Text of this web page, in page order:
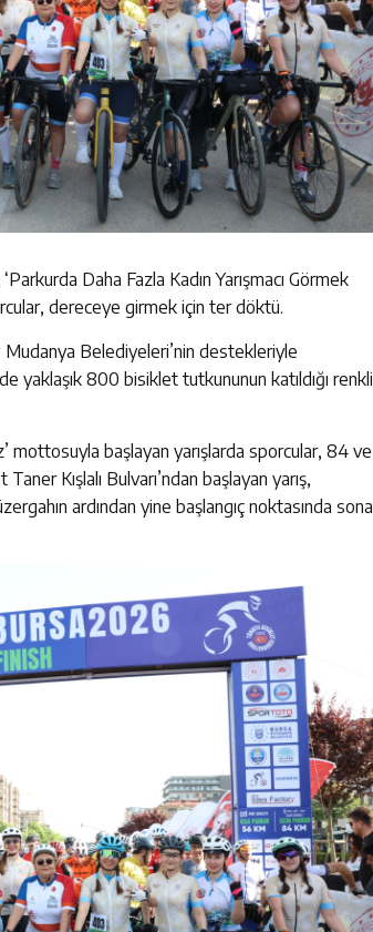
Daha Fazla Kadın Yarışmacı Görmek
dereceye girmek için ter döktü.
Belediyeleri’nin destekleriyle
yaklaşık 800 bisiklet tutkununun katıldığı renkli
mottosuyla başlayan yarışlarda sporcular, 84 ve
Kışlalı Bulvarı’ndan başlayan yarış,
ardından yine başlangıç noktasında sona